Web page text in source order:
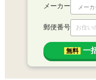
メーカー
郵便番号
無料 一